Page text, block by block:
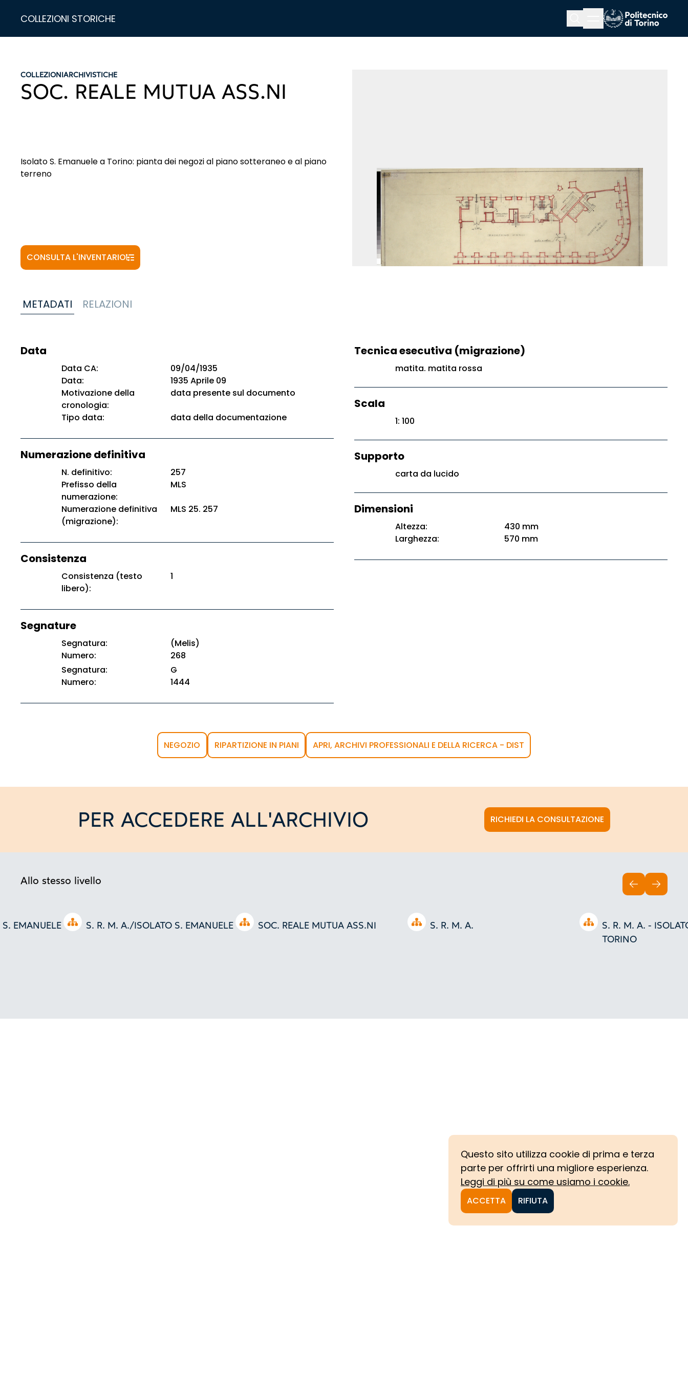
Questo sito utilizza cookie di prima e terza
parte per offrirti una migliore esperienza.
Leggi di più su come usiamo i cookie.
ACCETTA RIFIUTA
COLLEZIONI STORICHE
Menu button
COLLEZIONIARCHIVISTICHE
SOC. REALE MUTUA ASS.NI
Isolato S. Emanuele a Torino: pianta dei negozi al piano sotteraneo e al piano
terreno
CONSULTA L'INVENTARIO
METADATI RELAZIONI
Data
Data CA:
09/04/1935
Data:
1935 Aprile 09
Motivazione della
cronologia:
data presente sul documento
Tipo data: data della documentazione
Numerazione definitiva
N. definitivo:
257
Prefisso della
numerazione:
MLS
Numerazione definitiva
(migrazione):
MLS 25. 257
Consistenza
Consistenza (testo
libero):
1
Segnature
Segnatura:
(Melis)
Numero:
268
Segnatura:
G
Numero:
1444
Tecnica esecutiva (migrazione)
matita. matita rossa
Scala
1: 100
Supporto
carta da lucido
Dimensioni
Altezza:
430 mm
Larghezza:
570 mm
NEGOZIO RIPARTIZIONE IN PIANI APRI, ARCHIVI PROFESSIONALI E DELLA RICERCA - DIST
PER ACCEDERE ALL'ARCHIVIO RICHIEDI LA CONSULTAZIONE
Allo stesso livello
Open tree
EMANUELE Open tree
S. R. M. A./ISOLATO S. EMANUELE Open tree
SOC. REALE MUTUA ASS.NI Open tree
S. R. M. A.
S. R. M. A. -
TORINO
INDIETROAVANTI